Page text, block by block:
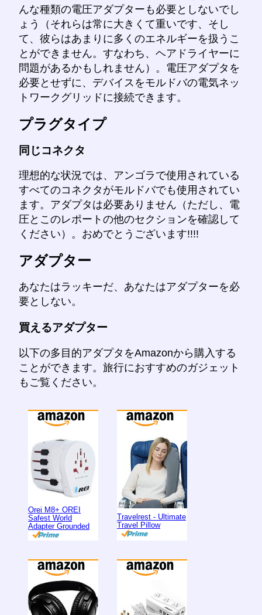
んな種類の電圧アダプターも必要としないでし
ょう（それらは常に大きくて重いです、そし
て、彼らはあまりに多くのエネルギーを扱うこ
とができません。すなわち、ヘアドライヤーに
問題があるかもしれません）。電圧アダプタを
必要とせずに、デバイスをモルドバの電気ネッ
トワークグリッドに接続できます。
プラグタイプ
同じコネクタ
理想的な状況では、アンゴラで使用されている
すべてのコネクタがモルドバでも使用されてい
ます。アダプタは必要ありません（ただし、電
圧とこのレポートの他のセクションを確認して
ください）。おめでとうございます!!!!
アダプター
あなたはラッキーだ、あなたはアダプターを必
要としない。
買えるアダプター
以下の多目的アダプタをAmazonから購入する
ことができます。旅行におすすめのガジェット
もご覧ください。
Orei M8+ OREI
Safest World
Adapter Grounded
Travelrest - Ultimate
Travel Pillow